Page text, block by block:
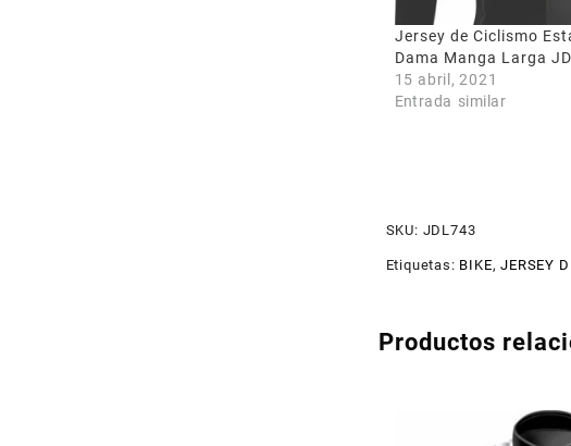
Jersey de Ciclismo
Dama Manga Larga
15 abril, 2021
Entrada similar
SKU: JDL743
Etiquetas: BIKE,JERSEY
Productos